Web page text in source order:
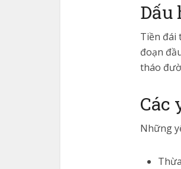
Dấu
Tiền đái
đoạn
tháo
Các
Những